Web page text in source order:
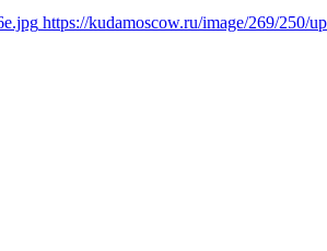
https://kudamoscow.ru/image/269/250/